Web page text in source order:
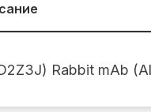
Rabbit mAb